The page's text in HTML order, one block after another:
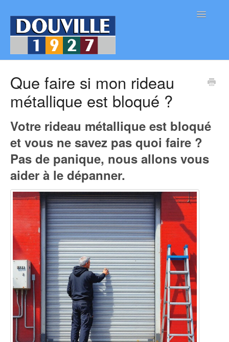
Toggle
Produits
Magasin en Ligne
Documentation
Contact
Que faire si mon rideau
métallique est bloqué ?
Votre rideau métallique est bloqué
et vous ne savez pas quoi faire ?
Pas de panique, nous allons vous
aider à le dépanner.